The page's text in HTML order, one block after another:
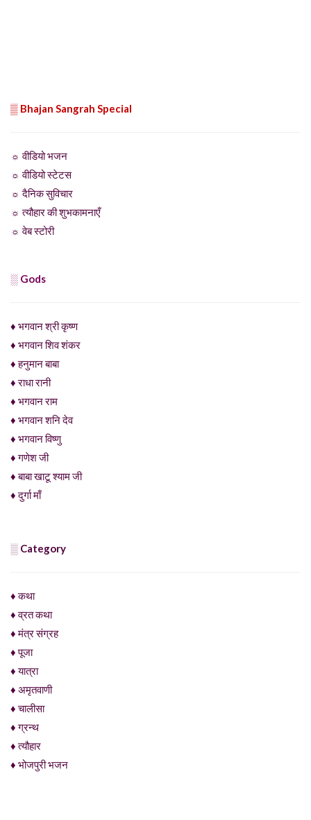
▒ Bhajan Sangrah Special
☼ वीडियो भजन
☼ वीडियो स्टेटस
☼ दैनिक सुविचार
☼ त्यौहार की शुभकामनाएँ
☼ वेब स्टोरी
░ Gods
♦ भगवान श्री कृष्ण
♦ भगवान शिव शंकर
♦ हनुमान बाबा
♦ राधा रानी
♦ भगवान राम
♦ भगवान शनि देव
♦ भगवान विष्णु
♦ गणेश जी
♦ बाबा खाटू श्याम जी
♦ दुर्गा माँ
░ Category
♦ कथा
♦ व्रत कथा
♦ मंत्र संग्रह
♦ पूजा
♦ यात्रा
♦ अमृतवाणी
♦ चालीसा
♦ ग्रन्थ
♦ त्यौहार
♦ भोजपुरी भजन